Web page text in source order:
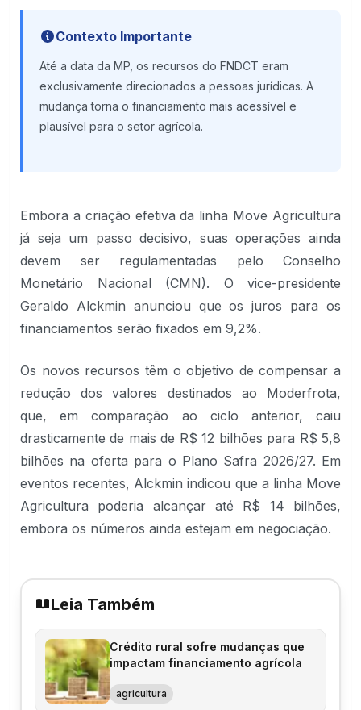
Contexto Importante
Até a data da MP, os recursos do FNDCT eram
exclusivamente direcionados a pessoas jurídicas. A
mudança torna o financiamento mais acessível e
plausível para o setor agrícola.
Embora a criação efetiva da linha Move Agricultura
já seja um passo decisivo, suas operações ainda
devem ser regulamentadas pelo Conselho
Monetário Nacional (CMN). O vice-presidente
Geraldo Alckmin anunciou que os juros para os
financiamentos serão fixados em 9,2%.
Os novos recursos têm o objetivo de compensar a
redução dos valores destinados ao Moderfrota,
que, em comparação ao ciclo anterior, caiu
drasticamente de mais de R$ 12 bilhões para R$ 5,8
bilhões na oferta para o Plano Safra 2026/27. Em
eventos recentes, Alckmin indicou que a linha Move
Agricultura poderia alcançar até R$ 14 bilhões,
embora os números ainda estejam em negociação.
Leia Também
Crédito rural sofre mudanças que
impactam financiamento agrícola
agricultura